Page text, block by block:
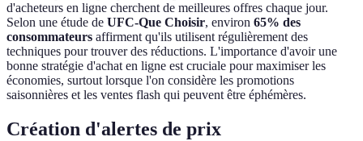
d'acheteurs en ligne cherchent de meilleures offres chaque jour.
Selon une étude de UFC-Que Choisir, environ 65% des
consommateurs affirment qu'ils utilisent régulièrement des
techniques pour trouver des réductions. L'importance d'avoir une
bonne stratégie d'achat en ligne est cruciale pour maximiser les
économies, surtout lorsque l'on considère les promotions
saisonnières et les ventes flash qui peuvent être éphémères.
Création d'alertes de prix